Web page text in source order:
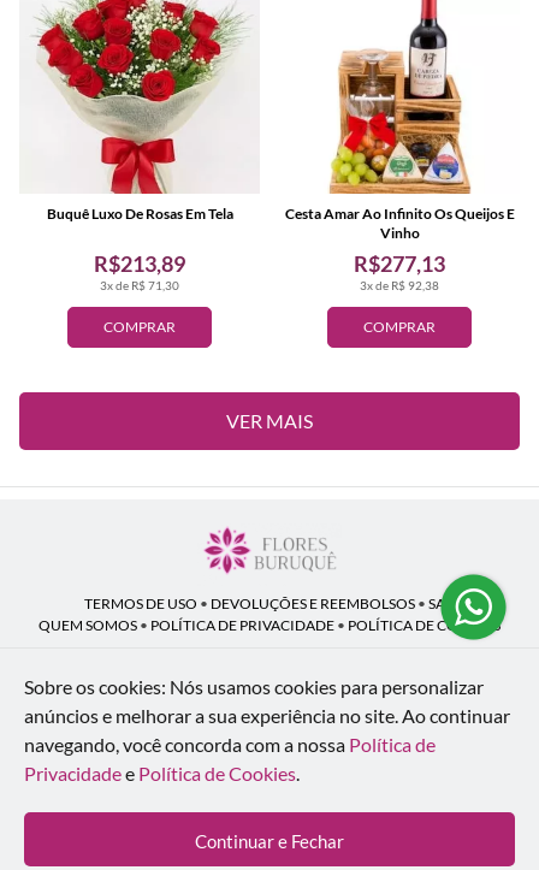
COMPRAR
3x de R$ 71,30
R$213,89
Buquê Luxo De Rosas Em Tela
COMPRAR
3x de R$ 92,38
R$277,13
Cesta Amar Ao Infinito Os Queijos E
Vinho
VER MAIS
TERMOS DE USO • DEVOLUÇÕES E REEMBOLSOS • SAC
QUEM SOMOS • POLÍTICA DE PRIVACIDADE • POLÍTICA DE COOKIES
Flores Buruquê | CNPJ: 53.136.758/0001-18
Rua Coronel João Guilherme Guimarães, 1640 - Bom Retiro - Curitiba - PR -
80520-280
WhatsApp: (41) 98154-876| Telefone: (41) 9 9815-4876
© 2024-2026 - Todos os direitos reservados - Desenvolvido por
Inteligentes
Sobre os cookies: Nós usamos cookies para personalizar
anúncios e melhorar a sua experiência no site.Ao continuar
navegando, você concorda com a nossa Política de
Privacidadee Política de Cookies.
Continuar e Fechar